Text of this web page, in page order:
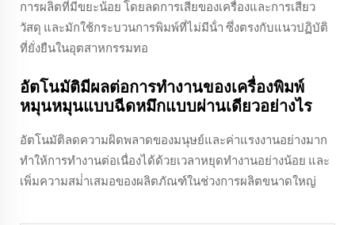
การผลิตที่มีขยะน้อย โดยลดการเสียของเครื่องและการเสียว
วัสดุ และมักใช้กระบวนการพิมพ์ที่ไม่มีน้ํา ซึ่งตรงกับแนวปฏิบัติ
ที่ยั่งยืนในอุตสาหกรรมทอ
อัตโนมัติมีผลต่อการทํางานของเครื่องพิมพ์
หมุนหมุนแบบฉีดหมึกแบบผ่านเดียวอย่างไร
อัตโนมัติลดความผิดพลาดของมนุษย์และค่าแรงงานอย่างมาก
ทําให้การทํางานต่อเนื่องได้ด้วยเวลาหยุดทํางานอย่างน้อย และ
เพิ่มความสม่ําเสมอของผลิตภัณฑ์ในช่วงการผลิตขนาดใหญ่